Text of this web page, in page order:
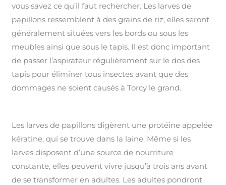
vous savez ce qu’il faut rechercher. Les larves de
papillons ressemblent à des grains de riz, elles seront
généralement situées vers les bords ou sous les
meubles ainsi que sous le tapis. Il est donc important
de passer l’aspirateur régulièrement sur le dos des
tapis pour éliminer tous insectes avant que des
dommages ne soient causés à Torcy le grand.
Les larves de papillons digèrent une protéine appelée
kératine, qui se trouve dans la laine. Même si les
larves disposent d’une source de nourriture
constante, elles peuvent vivre jusqu’à trois ans avant
de se transformer en adultes. Les adultes pondront